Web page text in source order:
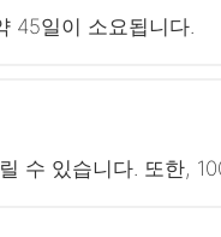
45일이 소요됩니다.
수 있습니다. 또한,